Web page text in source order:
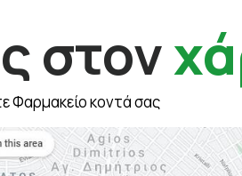
στον
Φαρμακείο κοντά σας